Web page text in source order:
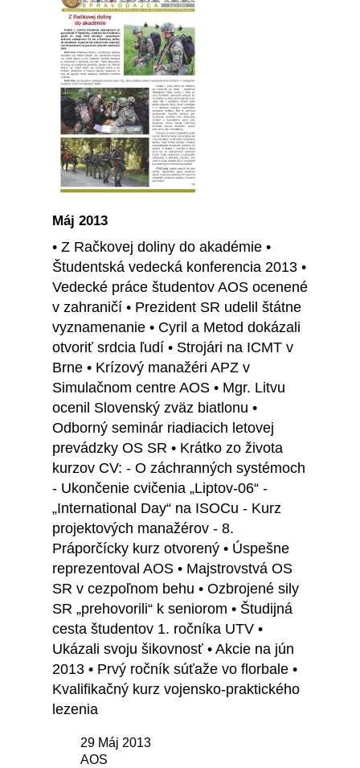
Máj 2013
• Z Račkovej doliny do akadémie •
Študentská vedecká konferencia 2013 •
Vedecké práce študentov AOS ocenené
v zahraničí • Prezident SR udelil štátne
vyznamenanie • Cyril a Metod dokázali
otvoriť srdcia ľudí • Strojári na ICMT v
Brne • Krízový manažéri APZ v
Simulačnom centre AOS • Mgr. Litvu
ocenil Slovenský zväz biatlonu •
Odborný seminár riadiacich letovej
prevádzky OS SR • Krátko zo života
kurzov CV: - O záchranných systémoch
- Ukončenie cvičenia „Liptov-06“ -
„International Day“ na ISOCu - Kurz
projektových manažérov - 8.
Práporčícky kurz otvorený • Úspešne
reprezentoval AOS • Majstrovstvá OS
SR v cezpoľnom behu • Ozbrojené sily
SR „prehovorili“ k seniorom • Študijná
cesta študentov 1. ročníka UTV •
Ukázali svoju šikovnosť • Akcie na jún
2013 • Prvý ročník súťaže vo florbale •
Kvalifikačný kurz vojensko-praktického
lezenia
29 Máj 2013
AOS